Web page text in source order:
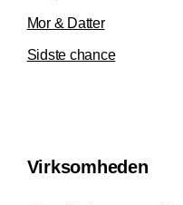
Mor & Datter
Sidste chance
Virksomheden